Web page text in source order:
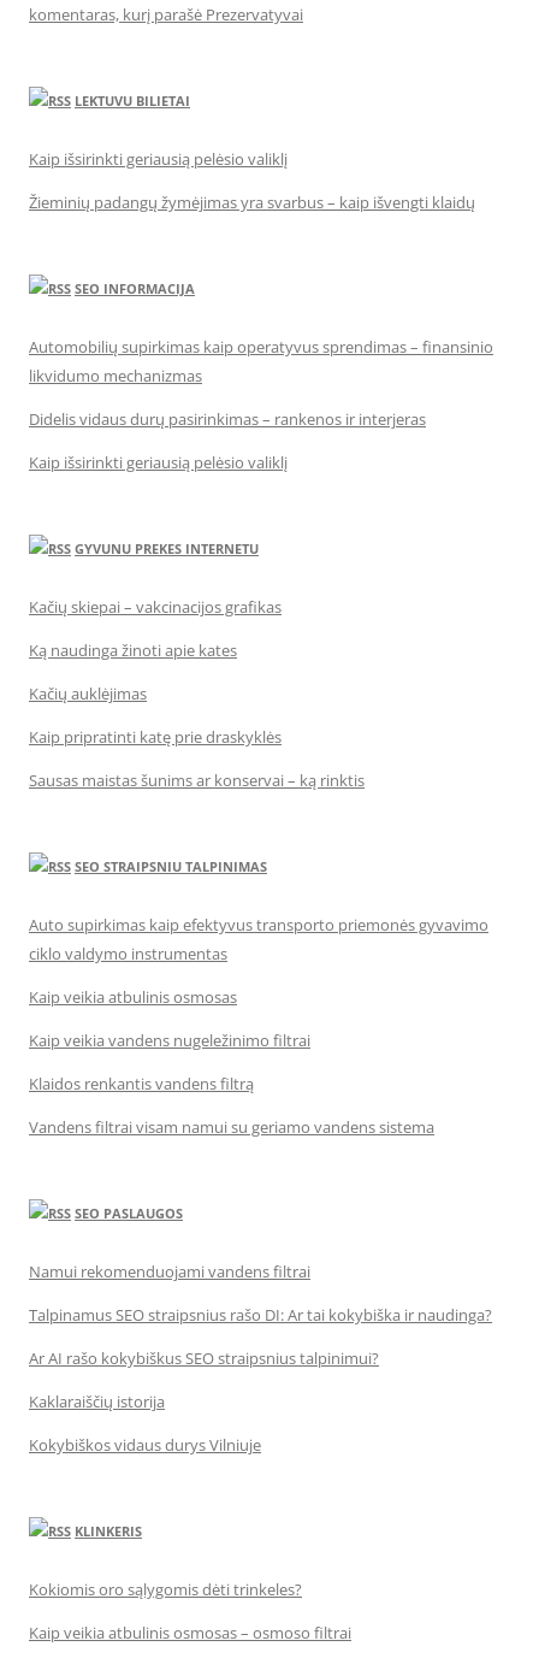
komentaras, kurį parašė Prezervatyvai
LEKTUVU BILIETAI
Kaip išsirinkti geriausią pelėsio valiklį
Žieminių padangų žymėjimas yra svarbus – kaip išvengti klaidų
SEO INFORMACIJA
Automobilių supirkimas kaip operatyvus sprendimas – finansinio
likvidumo mechanizmas
Didelis vidaus durų pasirinkimas – rankenos ir interjeras
Kaip išsirinkti geriausią pelėsio valiklį
GYVUNU PREKES INTERNETU
Kačių skiepai – vakcinacijos grafikas
Ką naudinga žinoti apie kates
Kačių auklėjimas
Kaip pripratinti katę prie draskyklės
Sausas maistas šunims ar konservai – ką rinktis
SEO STRAIPSNIU TALPINIMAS
Auto supirkimas kaip efektyvus transporto priemonės gyvavimo
ciklo valdymo instrumentas
Kaip veikia atbulinis osmosas
Kaip veikia vandens nugeležinimo filtrai
Klaidos renkantis vandens filtrą
Vandens filtrai visam namui su geriamo vandens sistema
SEO PASLAUGOS
Namui rekomenduojami vandens filtrai
Talpinamus SEO straipsnius rašo DI: Ar tai kokybiška ir naudinga?
Ar AI rašo kokybiškus SEO straipsnius talpinimui?
Kaklaraiščių istorija
Kokybiškos vidaus durys Vilniuje
KLINKERIS
Kokiomis oro sąlygomis dėti trinkeles?
Kaip veikia atbulinis osmosas – osmoso filtrai